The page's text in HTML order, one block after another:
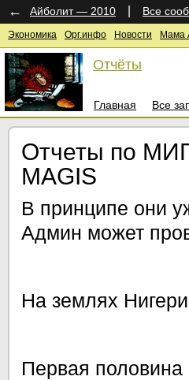
← Айболит — 2010 Все
Экономика Орг.инфо Новости Мама
Отчёты
Главная Все
Отчеты по
MAGIS
В принципе они
Админ может
На землях
Первая